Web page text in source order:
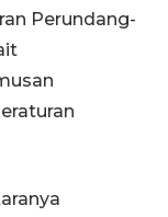
Perundang-